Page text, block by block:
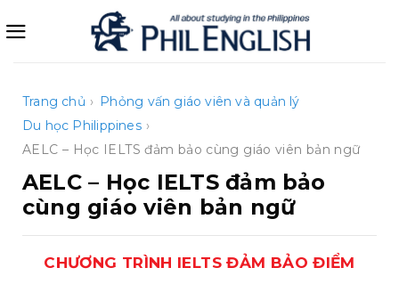
qua
Trang chủ › Phỏng vấn giáo viên và quản lý
Du học Philippines ›
AELC – Học IELTS đảm bảo cùng giáo viên bản ngữ
AELC – Học IELTS đảm bảo
cùng giáo viên bản ngữ
CHƯƠNG TRÌNH IELTSĐẢM BẢO ĐIỂM